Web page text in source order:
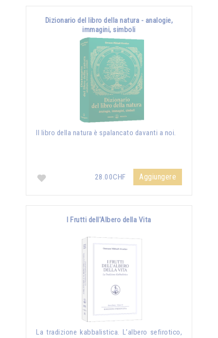
Dizionario del libro della natura - analogie,
immagini, simboli
Il libro della natura è spalancato davanti a noi.
28.00CHF Aggiungere
I Frutti dell'Albero della Vita
La tradizione kabbalistica. L’albero sefirotico,